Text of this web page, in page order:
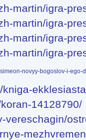
martin/igra-
martin/igra-
martin/igra-
martin/igra-
novyy-bogoslov-i-
14128790/
vereschagin/